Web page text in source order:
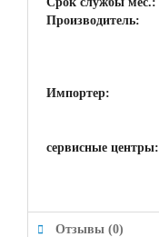
Производитель:
Импортер:
сервисные центры:
Отзывы (0)